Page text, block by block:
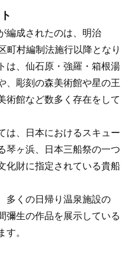
編成されたのは、明治
町村編制法施行以降となり
は、仙石原・強羅・箱根湯
、彫刻の森美術館や星の王
術館など数多く存在をして
は、日本におけるスキュー
琴ヶ浜、日本三船祭の一つ
化財に指定されている貴船
多くの日帰り温泉施設の
彌生の作品を展示している
す。